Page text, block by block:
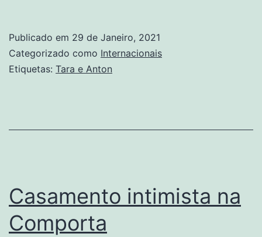
Publicado em 29 de Janeiro, 2021
Categorizado como Internacionais
Etiquetas: Tara e Anton
Casamento intimista na
Comporta